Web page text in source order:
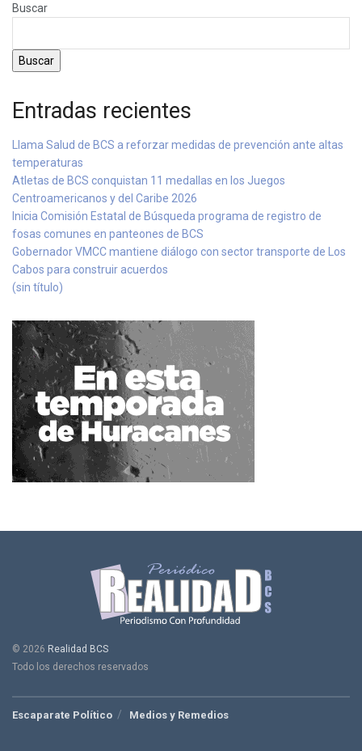
Buscar
Buscar
Entradas recientes
Llama Salud de BCS a reforzar medidas de prevención ante altas
temperaturas
Atletas de BCS conquistan 11 medallas en los Juegos
Centroamericanos y del Caribe 2026
Inicia Comisión Estatal de Búsqueda programa de registro de
fosas comunes en panteones de BCS
Gobernador VMCC mantiene diálogo con sector transporte de Los
Cabos para construir acuerdos
(sin título)
© 2026 Realidad BCS
Todo los derechos reservados
Escaparate Político Medios y Remedios